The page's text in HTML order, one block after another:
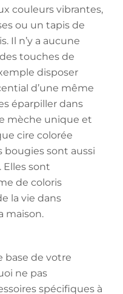
couleurs vibrantes,
ou un tapis de
Il n’y a aucune
touches de
disposer
d’une même
éparpiller dans
mèche unique et
cire colorée
bougies sont aussi
Elles sont
de coloris
la vie dans
maison.
base de votre
ne pas
spécifiques à